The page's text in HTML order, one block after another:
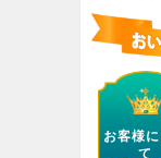
お客様
て